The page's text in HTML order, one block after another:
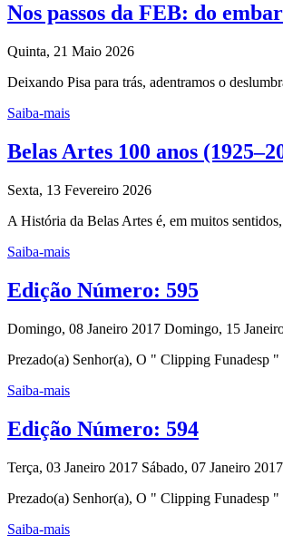
Nos passos da FEB: do
Quinta, 21 Maio 2026
Deixando Pisa para trás, adentramos o
Saiba-mais
Belas Artes 100 anos
Sexta, 13 Fevereiro 2026
A História da Belas Artes é, em muitos
Saiba-mais
Edição Número: 595
Domingo, 08 Janeiro 2017 Domingo, 15
Prezado(a) Senhor(a), O " Clipping Funadesp "
Saiba-mais
Edição Número: 594
Terça, 03 Janeiro 2017 Sábado, 07 Janeiro 2017
Prezado(a) Senhor(a), O " Clipping Funadesp "
Saiba-mais